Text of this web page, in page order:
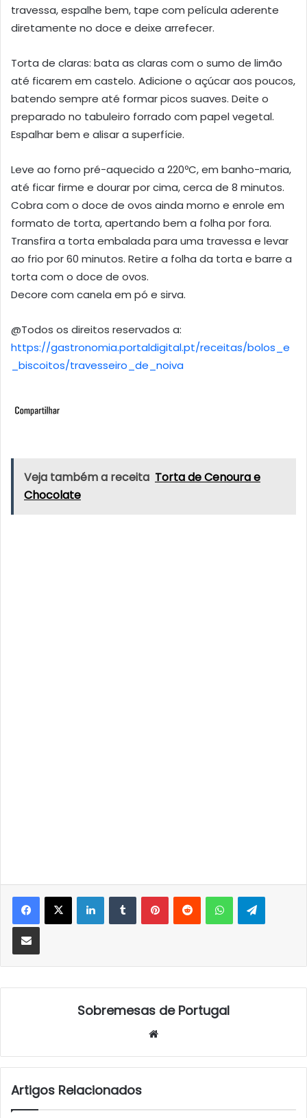
travessa, espalhe bem, tape com película aderente
diretamente no doce e deixe arrefecer.
Torta de claras: bata as claras com o sumo de limão
até ficarem em castelo. Adicione o açúcar aos poucos,
batendo sempre até formar picos suaves. Deite o
preparado no tabuleiro forrado com papel vegetal.
Espalhar bem e alisar a superfície.
Leve ao forno pré-aquecido a 220ºC, em banho-maria,
até ficar firme e dourar por cima, cerca de 8 minutos.
Cobra com o doce de ovos ainda morno e enrole em
formato de torta, apertando bem a folha por fora.
Transfira a torta embalada para uma travessa e levar
ao frio por 60 minutos. Retire a folha da torta e barre a
torta com o doce de ovos.
Decore com canela em pó e sirva.
@Todos os direitos reservados a:
https://gastronomia.portaldigital.pt/receitas/bolos_e
_biscoitos/travesseiro_de_noiva
Veja também a receita Torta de Cenoura e
Chocolate
LinkedInTumblrPinterestReddit WhatsApp
Partilhar Via Email
Sobremesas de Portugal
Artigos Relacionados